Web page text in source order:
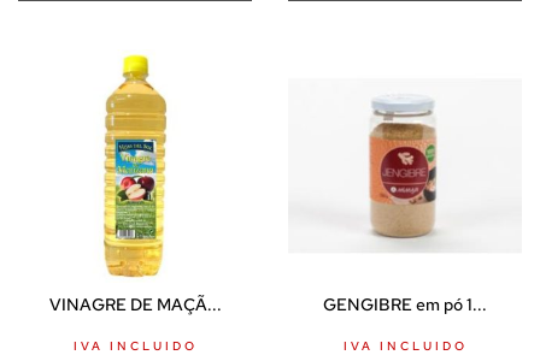
VINAGRE DE MAÇÃ...
IVA INCLUIDO
GENGIBRE em pó 1...
IVA INCLUIDO